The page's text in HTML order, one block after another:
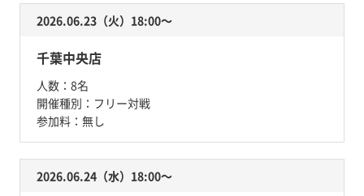
2026.06.23（火）18:00〜
千葉中央店
人数： 8名
開催種別： フリー対戦
参加料： 無し
2026.06.24（水）18:00〜